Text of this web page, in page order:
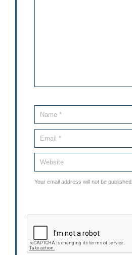
Your email address will not be published.